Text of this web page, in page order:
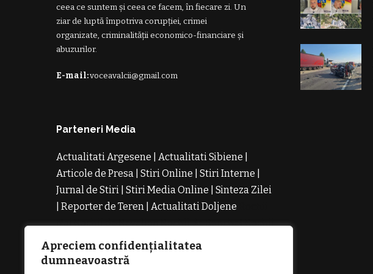
Apreciem confidențialitatea
dumneavoastră
ceea ce suntem și ceea ce facem, în fiecare zi. Un
ziar de luptă împotriva corupției, crimei
organizate, criminalității economico-financiare și
abuzurilor.
E-mail:voceavalcii@gmail.com
Parteneri Media
Actualitati Argesene Actualitati Sibiene
Articole de Presa
Stiri Online Stiri Interne
Jurnal de Stiri
Stiri Media Online
Sinteza Zilei
Reporter de Teren Actualitati Doljene
NoiRochii de RevelionRochii de BanchetRochii
de Cununie
Magazin de Rochii
Comanda Rochii de Seara